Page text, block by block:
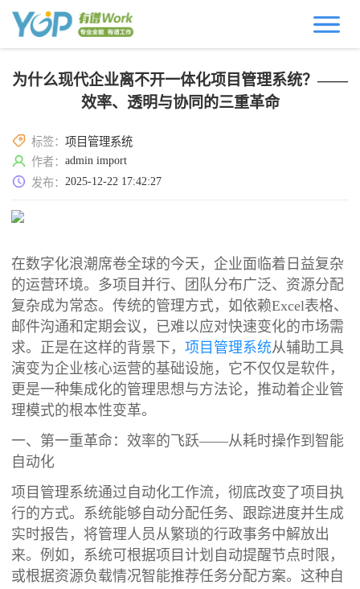
为什么现代企业离不开一体化项目管理系统？——
效率、透明与协同的三重革命
标签：项目管理系统
作者：admin import
发布：2025-12-22 17:42:27
在数字化浪潮席卷全球的今天，企业面临着日益复杂
的运营环境。多项目并行、团队分布广泛、资源分配
复杂成为常态。传统的管理方式，如依赖Excel表格、
邮件沟通和定期会议，已难以应对快速变化的市场需
求。正是在这样的背景下，项目管理系统从辅助工具
演变为企业核心运营的基础设施，它不仅仅是软件，
更是一种集成化的管理思想与方法论，推动着企业管
理模式的根本性变革。
一、第一重革命：效率的飞跃——从耗时操作到智能
自动化
项目管理系统通过自动化工作流，彻底改变了项目执
行的方式。系统能够自动分配任务、跟踪进度并生成
实时报告，将管理人员从繁琐的行政事务中解放出
来。例如，系统可根据项目计划自动提醒节点时限，
或根据资源负载情况智能推荐任务分配方案。这种自